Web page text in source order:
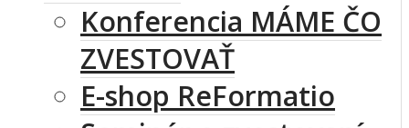
Konferencia MÁME ČO
ZVESTOVAŤ
E-shop ReFormatio